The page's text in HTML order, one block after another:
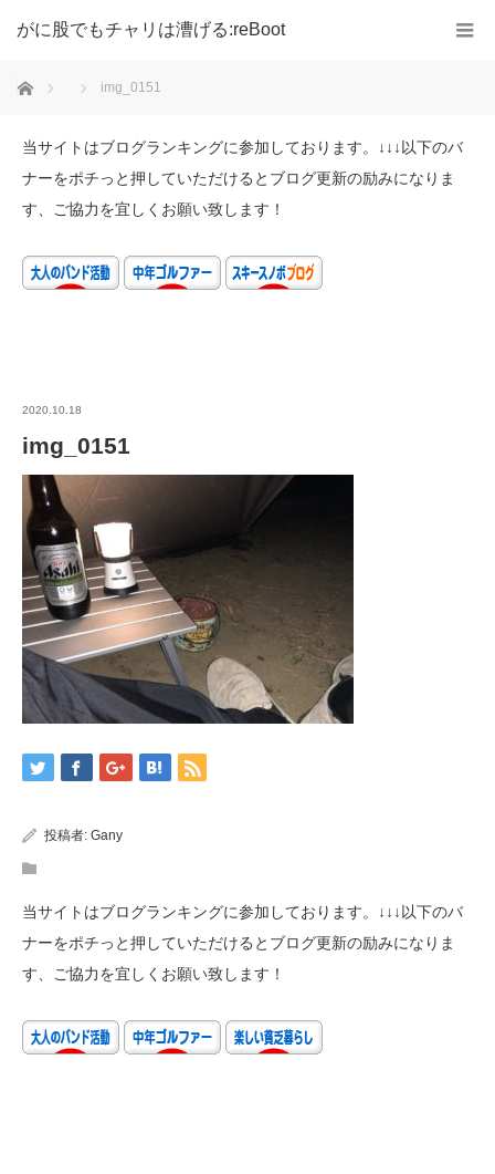
がに股でもチャリは漕げる:reBoot
ホーム img_0151
当サイトはブログランキングに参加しております。↓↓↓以下のバ
ナーをポチっと押していただけるとブログ更新の励みになりま
す、ご協力を宜しくお願い致します！
2020.10.18
img_0151
投稿者: Gany
当サイトはブログランキングに参加しております。↓↓↓以下のバ
ナーをポチっと押していただけるとブログ更新の励みになりま
す、ご協力を宜しくお願い致します！